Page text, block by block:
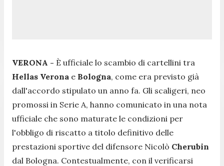
VERONA - È ufficiale lo scambio di cartellini tra
Hellas Verona e Bologna, come era previsto già
dall'accordo stipulato un anno fa. Gli scaligeri, neo
promossi in Serie A, hanno comunicato in una nota
ufficiale che sono maturate le condizioni per
l'obbligo di riscatto a titolo definitivo delle
prestazioni sportive del difensore Nicolò Cherubin
dal Bologna. Contestualmente, con il verificarsi